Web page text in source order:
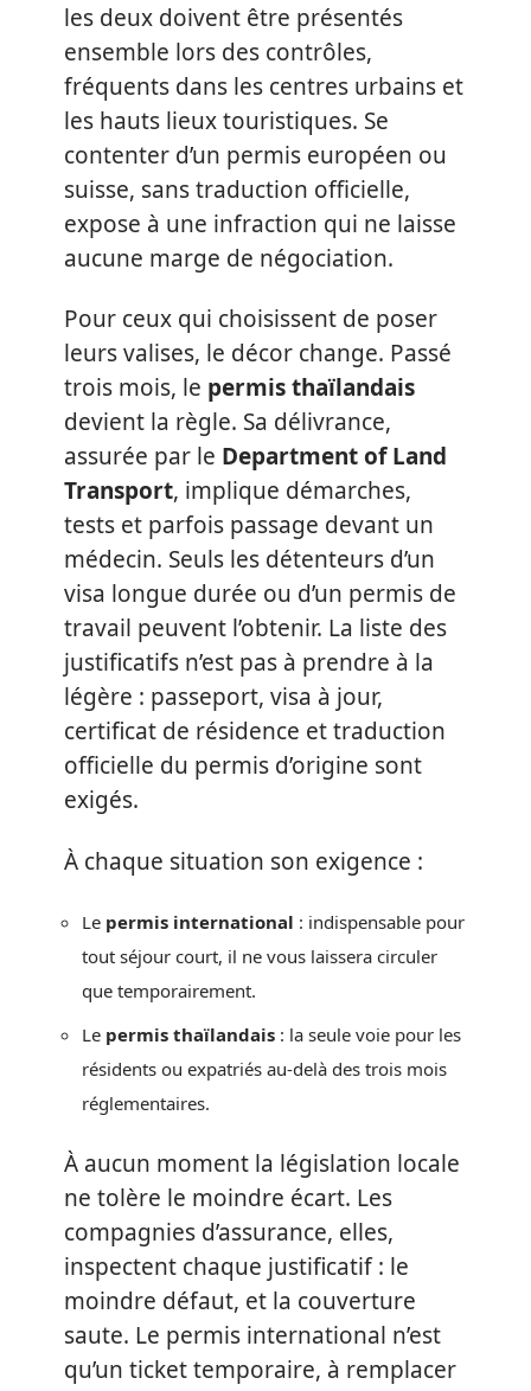
les deux doivent être présentés
ensemble lors des contrôles,
fréquents dans les centres urbains et
les hauts lieux touristiques. Se
contenter d’un permis européen ou
suisse, sans traduction officielle,
expose à une infraction qui ne laisse
aucune marge de négociation.
Pour ceux qui choisissent de poser
leurs valises, le décor change. Passé
trois mois, le permis thaïlandais
devient la règle. Sa délivrance,
assurée par le Department of Land
Transport, implique démarches,
tests et parfois passage devant un
médecin. Seuls les détenteurs d’un
visa longue durée ou d’un permis de
travail peuvent l’obtenir. La liste des
justificatifs n’est pas à prendre à la
légère : passeport, visa à jour,
certificat de résidence et traduction
officielle du permis d’origine sont
exigés.
À chaque situation son exigence :
Le permis international : indispensable pour
tout séjour court, il ne vous laissera circuler
que temporairement.
Le permis thaïlandais : la seule voie pour les
résidents ou expatriés au-delà des trois mois
réglementaires.
À aucun moment la législation locale
ne tolère le moindre écart. Les
compagnies d’assurance, elles,
inspectent chaque justificatif : le
moindre défaut, et la couverture
saute. Le permis international n’est
qu’un ticket temporaire, à remplacer